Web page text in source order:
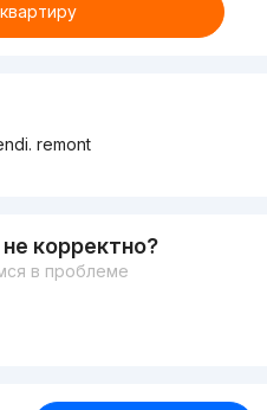
remont
корректно?
в проблеме